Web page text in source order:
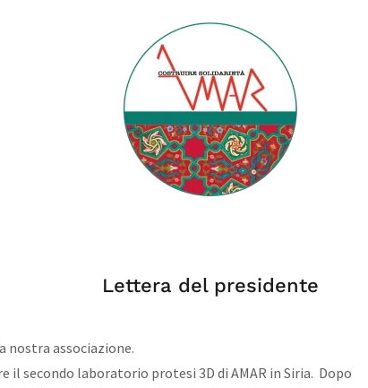
Lettera del presidente
nostra associazione.
il secondo laboratorio protesi 3D di AMAR in Siria. Dopo